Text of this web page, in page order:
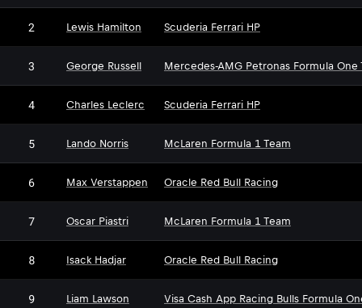
2 Lewis Hamilton Scuderia Ferrari HP
3 George Russell Mercedes-AMG Petronas Formula One
4 Charles Leclerc Scuderia Ferrari HP
5 Lando Norris McLaren Formula 1 Team
6 Max Verstappen Oracle Red Bull Racing
7 Oscar Piastri McLaren Formula 1 Team
8 Isack Hadjar Oracle Red Bull Racing
9 Liam Lawson Visa Cash App Racing Bulls Formula